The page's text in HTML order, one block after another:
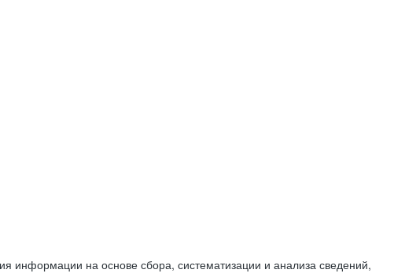
информации на основе сбора, систематизации и анализа сведений,